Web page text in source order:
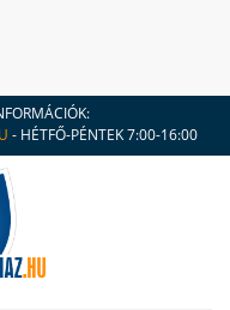
- HÉTFŐ-PÉNTEK 7:00-16:00